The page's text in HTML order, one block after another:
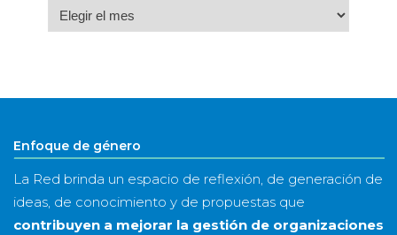
Archivo
por
año
Enfoque de género
La Red brinda un espacio de reflexión, de generación de
ideas, de conocimiento y de propuestas que
contribuyen a mejorar la gestión de organizaciones